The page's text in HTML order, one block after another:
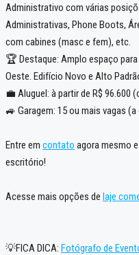
Administrativo com várias
Administrativas, Phone Boots,
com cabines (masc e fem), etc.
🏆 Destaque: Amplo espaço
Oeste. Edifício Novo e Alto
💼 Aluguel: à partir de R$ 96.600
🚙 Garagem: 15 ou mais vagas
Entre em contato agora mesmo
escritório!
Acesse mais opções de laje
💡FICA DICA: Fotógrafo de